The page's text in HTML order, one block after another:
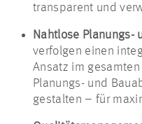
transparent und
Nahtlose Planungs-
verfolgen einen
Ansatz im
Planungs- und
gestalten – für